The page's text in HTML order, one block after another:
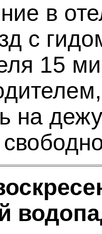
в
с
15
на